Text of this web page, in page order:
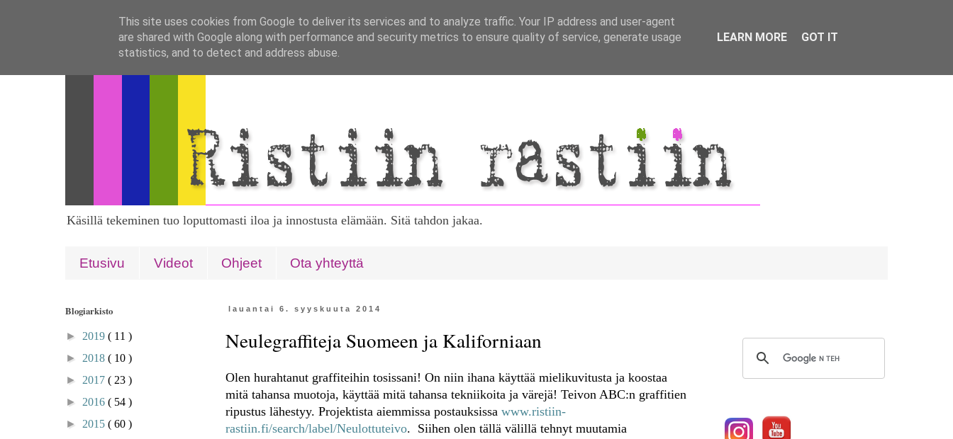
Käsillä tekeminen tuo loputtomasti iloa ja innostusta elämään. Sitä tahdon jakaa.
Etusivu Videot Ohjeet Ota yhteyttä
lauantai 6. syyskuuta 2014
Neulegraffiteja Suomeen ja Kaliforniaan
Olen hurahtanut graffiteihin tosissani! On niin ihana käyttää mielikuvitusta ja koostaa
mitä tahansa muotoja, käyttää mitä tahansa tekniikoita ja värejä! Teivon ABC:n graffitien
ripustus lähestyy. Projektista aiemmissa postauksissa www.ristiin-
rastiin.fi/search/label/Neulottuteivo. Siihen olen tällä välillä tehnyt muutamia
Blogiarkisto
► 2019 ( 11 )
► 2018 ( 10 )
► 2017 ( 23 )
► 2016 ( 54 )
► 2015 ( 60 )
This site uses cookies from Google to deliver its services and to analyze traffic. Your IP address and user-agent
are shared with Google along with performance and security metrics to ensure quality of service, generate usage
statistics, and to detect and address abuse.
LEARN MORE GOT IT